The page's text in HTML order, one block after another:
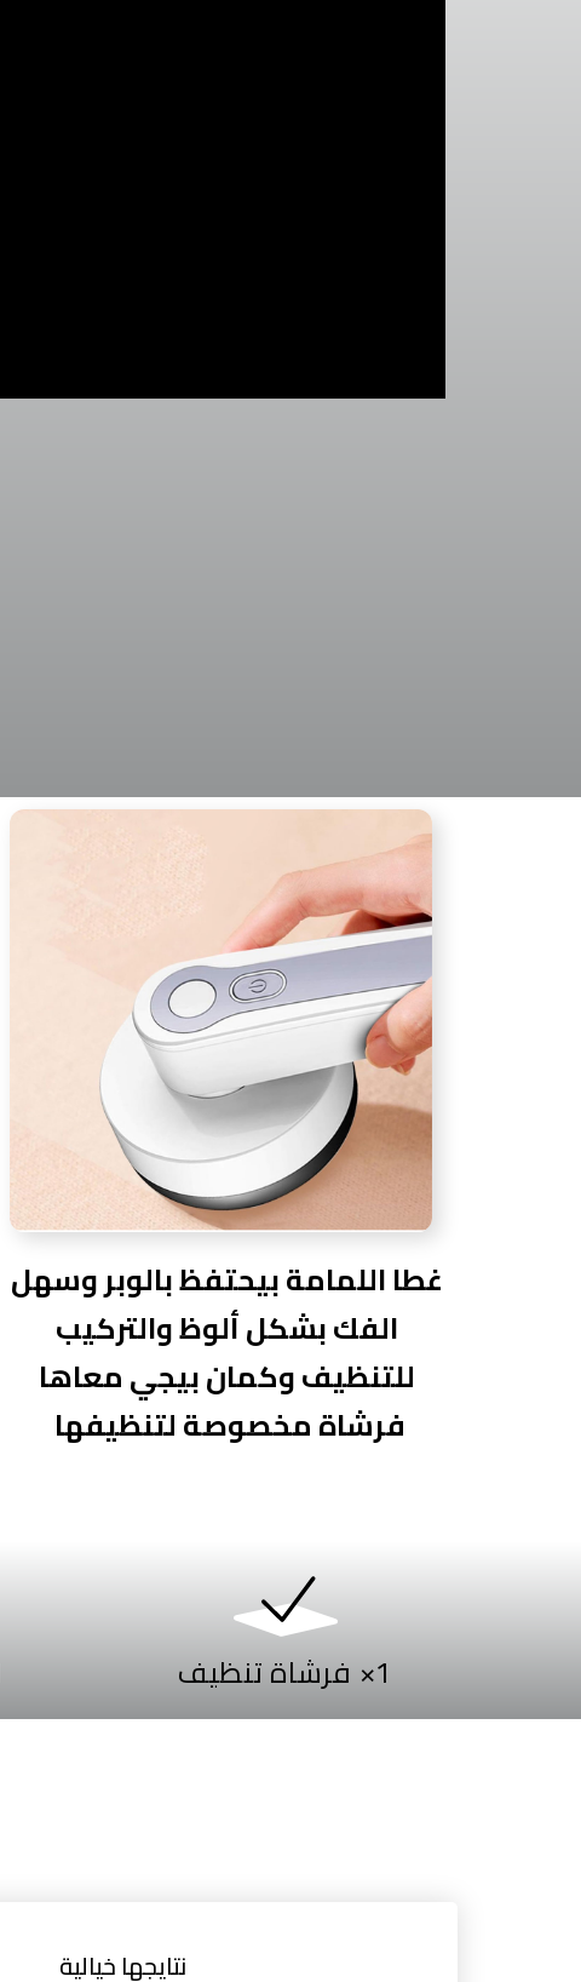
غطا اللمامة بيحتفظ بالوبر وسهل
الفك بشكل ألوظ والتركيب
للتنظيف وكمان بيجي معاها
فرشاة مخصوصة لتنظيفها
1× فرشاة تنظيف
نتايجها خيالية